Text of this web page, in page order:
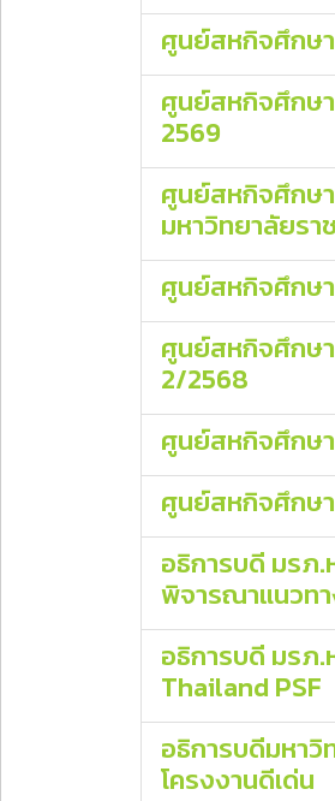
ศูนย์สหกิจศึกษ
ศูนย์สหกิจศึกษา
2569
ศูนย์สหกิจศึกษ
มหาวิทยาลัยร
ศูนย์สหกิจศึกษ
ศูนย์สหกิจศึกษ
2/2568
ศูนย์สหกิจศึกษา
ศูนย์สหกิจศึกษ
อธิการบดี มรภ.
พิจารณาแนวท
อธิการบดี มรภ.
Thailand PSF
อธิการบดีมหา
โครงงานดีเด่น